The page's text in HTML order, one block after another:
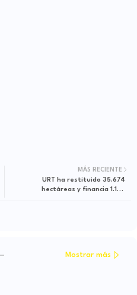
MÁS RECIENTE
URT ha restituido 35.674
hectáreas y financia 1.156
Mostrar más